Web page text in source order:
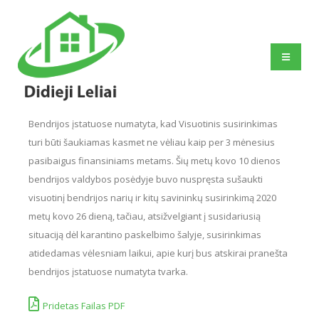
Bendrijos įstatuose numatyta, kad Visuotinis susirinkimas
turi būti šaukiamas kasmet ne vėliau kaip per 3 mėnesius
pasibaigus finansiniams metams. Šių metų kovo 10 dienos
bendrijos valdybos posėdyje buvo nuspręsta sušaukti
visuotinį bendrijos narių ir kitų savininkų susirinkimą 2020
metų kovo 26 dieną, tačiau, atsižvelgiant į susidariusią
situaciją dėl karantino paskelbimo šalyje, susirinkimas
atidedamas vėlesniam laikui, apie kurį bus atskirai pranešta
bendrijos įstatuose numatyta tvarka.
Pridetas Failas PDF